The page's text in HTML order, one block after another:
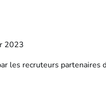
2023
les recruteurs partenaires